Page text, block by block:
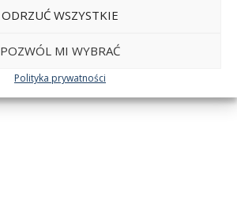
ODRZUĆ WSZYSTKIE
POZWÓL MI WYBRAĆ
Polityka prywatności